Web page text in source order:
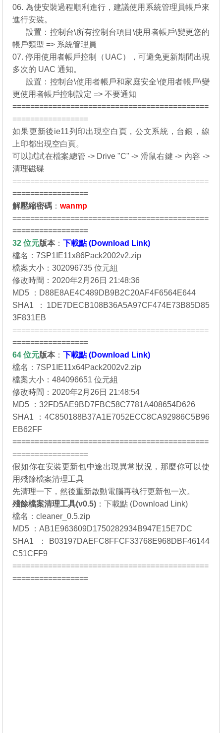
06. 為使安裝過程順利進行，建議使用系統管理員帳戶來
進行安裝。
設置：控制台\所有控制台項目\使用者帳戶\變更您的
帳戶類型 => 系統管理員
07. 停用使用者帳戶控制（UAC），可避免更新期間出現
多次的 UAC 通知。
設置：控制台\使用者帳戶和家庭安全\使用者帳戶\變
更使用者帳戶控制設定 => 不要通知
============================================
=================
如果更新後ie11列印出現空白頁，公文系統，台銀，線
上印都出現空白頁。
可以試試在檔案總管 -> Drive "C" -> 滑鼠右鍵 -> 內容 ->
清理磁碟
============================================
=================
解壓縮密碼 ：wanmp
============================================
=================
32 位元版本：
下載點 (Download Link)
檔名：7SP1IE11x86Pack2002v2.zip
檔案大小：302096735 位元組
修改時間：2020年2月26日 21:48:36
MD5 ：D88E8AE4C489DB9B2C20AF4F6564E644
SHA1 ：1DE7DECB108B36A5A97CF474E73B85D85
3F831EB
============================================
=================
64 位元版本：
下載點 (Download Link)
檔名：7SP1IE11x64Pack2002v2.zip
檔案大小：484096651 位元組
修改時間：2020年2月26日 21:48:54
MD5 ：32FD5AE9BD7FBC58C7781A408654D626
SHA1 ：4C850188B37A1E7052ECC8CA92986C5B96
EB62FF
============================================
=================
假如你在安裝更新包中途出現異常狀況，那麼你可以使
用殘餘檔案清理工具
先清理一下，然後重新啟動電腦再執行更新包一次。
殘餘檔案清理工具(v0.5) ：
下載點 (Download Link)
檔名：cleaner_0.5.zip
MD5 ：AB1E963609D1750282934B947E15E7DC
SHA1 ：B03197DAEFC8FFCF33768E968DBF46144
C51CFF9
============================================
=================